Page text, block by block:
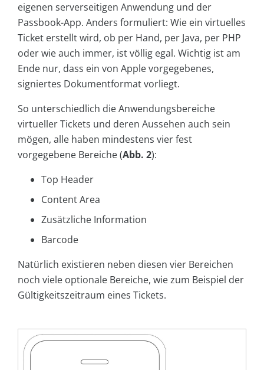
eigenen serverseitigen Anwendung und der
Passbook-App. Anders formuliert: Wie ein virtuelles
Ticket erstellt wird, ob per Hand, per Java, per PHP
oder wie auch immer, ist völlig egal. Wichtig ist am
Ende nur, dass ein von Apple vorgegebenes,
signiertes Dokumentformat vorliegt.
So unterschiedlich die Anwendungsbereiche
virtueller Tickets und deren Aussehen auch sein
mögen, alle haben mindestens vier fest
vorgegebene Bereiche (Abb. 2):
Top Header
Content Area
Zusätzliche Information
Barcode
Natürlich existieren neben diesen vier Bereichen
noch viele optionale Bereiche, wie zum Beispiel der
Gültigkeitszeitraum eines Tickets.